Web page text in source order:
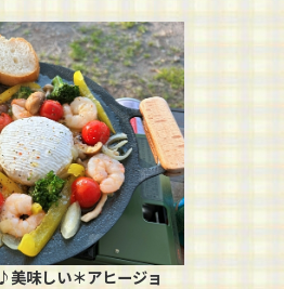
味しい＊アヒージョ